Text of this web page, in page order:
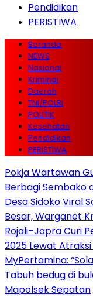
Pendidikan
PERISTIWA
Beranda
NEWS
Nasional
Kriminal
Daerah
TNI/POLRI
POLITIK
Kesehatan
Pendidikan
PERISTIWA
Pokja Wartawan
Berbagi Sembako
Desa SidokoViral
Besar, Warganet
Rojali–Japra Curi
2025 Lewat
MyPertamina:
Tabuh bedug di
Mapolsek Sepatan